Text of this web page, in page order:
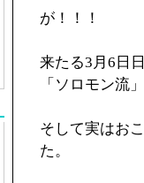
が！！！
来たる3月6日
「ソロモン流
そして実はお
た。